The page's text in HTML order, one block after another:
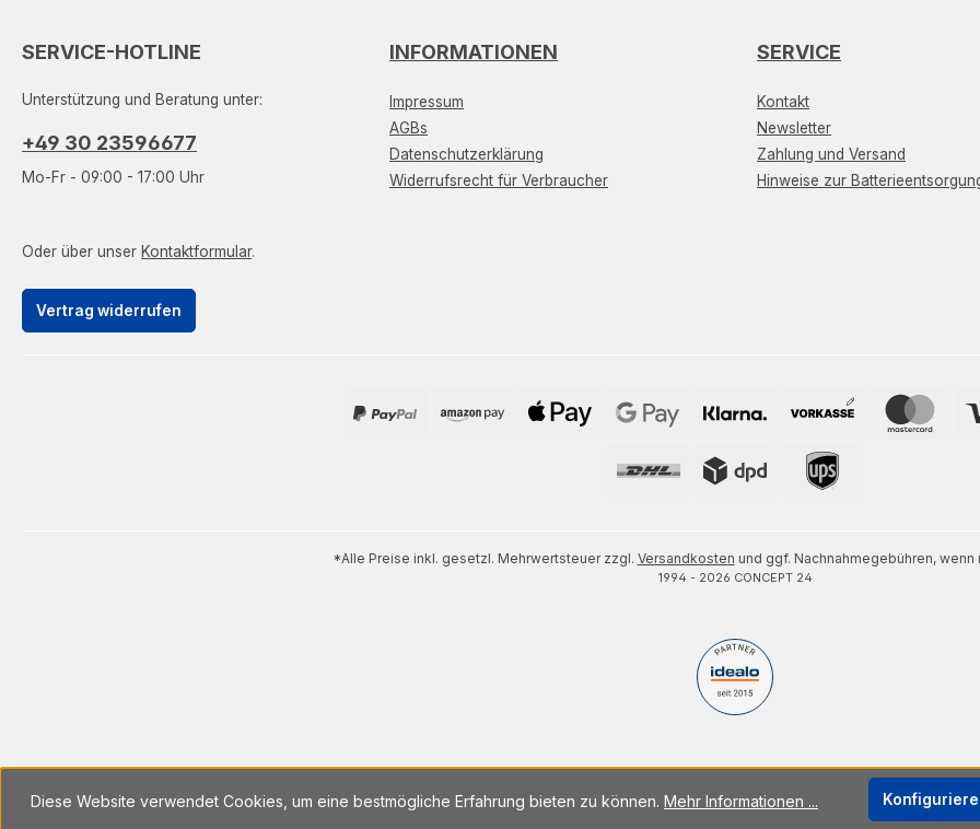
SERVICE-HOTLINE
Unterstützung und Beratung unter:
+49 30 23596677
Mo-Fr - 09:00 - 17:00 Uhr
Oder über unser Kontaktformular.
Vertrag widerrufen
INFORMATIONEN
Impressum
AGBs
Datenschutzerklärung
Widerrufsrecht für Verbraucher
SERVICE
Kontakt
Newsletter
Zahlung und Versand
Hinweise zur
*Alle Preise inkl. gesetzl. Mehrwertsteuer zzgl. Versandkosten und ggf. Nachnahmegebühren,
1994 - 2026 CONCEPT 24
Diese Website verwendet Cookies, um eine bestmögliche Erfahrung bieten zu können. Mehr Informationen ...